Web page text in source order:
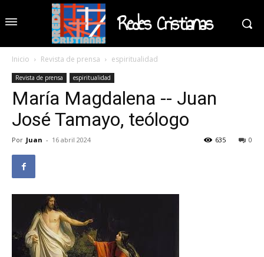
Redes Cristianas
Inicio Revista de prensa espiritualidad
Revista de prensa espiritualidad
María Magdalena -- Juan
José Tamayo, teólogo
Por Juan - 16 abril 2024 0
635